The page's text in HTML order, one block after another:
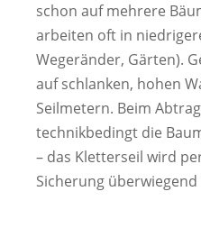
schon auf mehrere
arbeiten oft in
Wegeränder, Gärten).
auf schlanken, hohen
Seilmetern. Beim
technikbedingt die
– das Kletterseil wird
Sicherung